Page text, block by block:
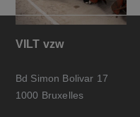
VILT vzw
Bd Simon Bolivar 17
1000 Bruxelles